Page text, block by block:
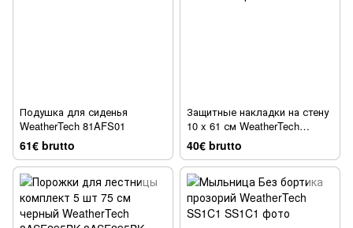
Подушка для сиденья
WeatherTech 81AFS01
61€ brutto
Защитные накладки на стену
10 x 61 см WeatherTech
81GWP02
40€ brutto